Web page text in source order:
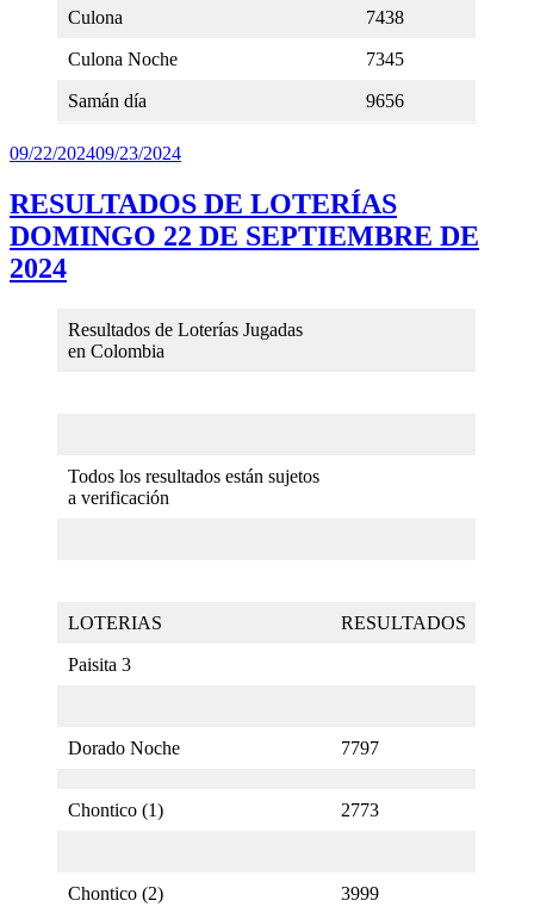
Culona 7438
Culona Noche 7345
Samán día 9656
Publicado
09/22/202409/23/2024
RESULTADOS DE LOTERÍAS
DOMINGO 22 DE SEPTIEMBRE DE
2024
Resultados de Loterías Jugadas
en Colombia
Todos los resultados están sujetos
a verificación
LOTERIAS RESULTADOS
Paisita 3
Dorado Noche 7797
Chontico (1) 2773
Chontico (2) 3999